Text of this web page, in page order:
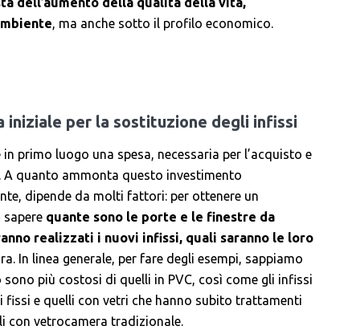
, ma anche sotto il profilo economico.
iniziale per la sostituzione degli infissi
primo luogo una spesa, necessaria per l’acquisto e
A quanto ammonta questo investimento
dipende da molti fattori: per ottenere un
quante sono le porte e le finestre da
realizzati i nuovi infissi, quali saranno le loro
In linea generale, per fare degli esempi, sappiamo
più costosi di quelli in PVC, così come gli infissi
e quelli con vetri che hanno subito trattamenti
con vetrocamera tradizionale.